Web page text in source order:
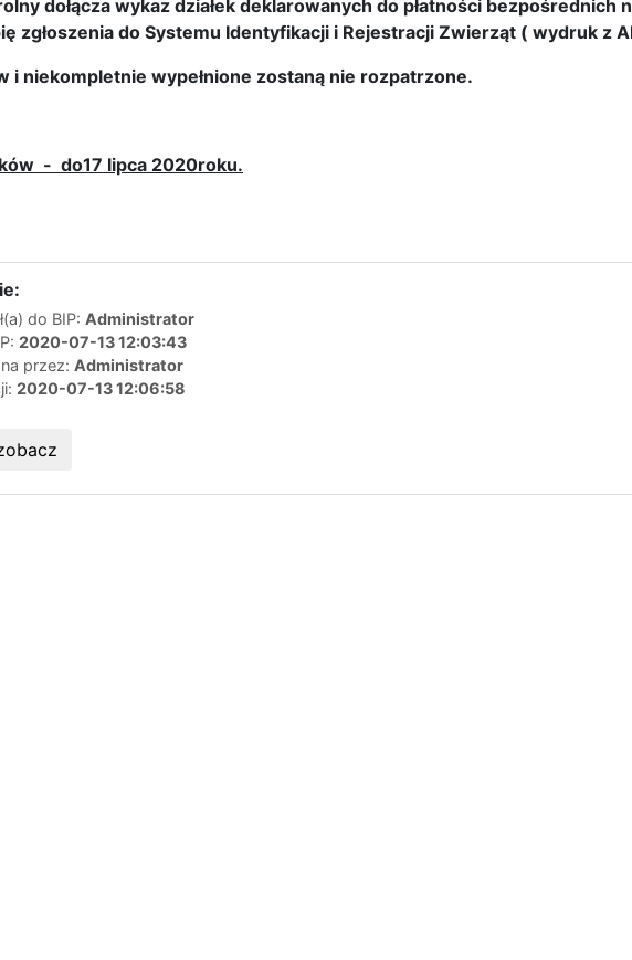
dołącza wykaz działek deklarowanych do płatności bezpośrednich
zgłoszenia do Systemu Identyfikacji i Rejestracji Zwierząt ( wydruk z
i niekompletnie wypełnione zostaną nie rozpatrzone.
- do17 lipca 2020roku.
do BIP: Administrator
2020-07-13 12:03:43
przez: Administrator
2020-07-13 12:06:58